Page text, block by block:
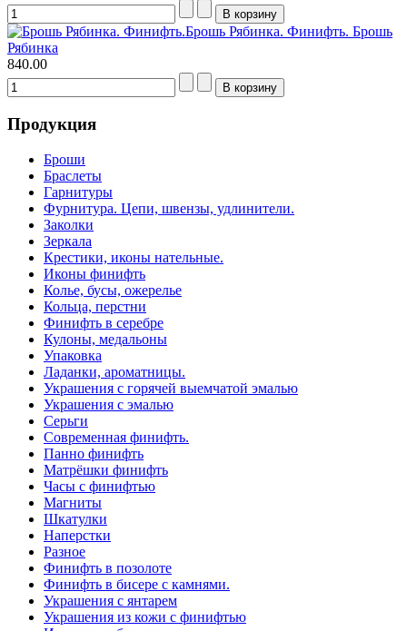
Брошь Рябинка. Финифть. Брошь
Рябинка
840.00
Продукция
Броши
Браслеты
Гарнитуры
Фурнитура. Цепи, швензы, удлинители.
Заколки
Зеркала
Крестики, иконы нательные.
Иконы финифть
Колье, бусы, ожерелье
Кольца, перстни
Финифть в серебре
Кулоны, медальоны
Упаковка
Ладанки, ароматницы.
Украшения с горячей выемчатой эмалью
Украшения с эмалью
Серьги
Современная финифть.
Панно финифть
Матрёшки финифть
Часы с финифтью
Магниты
Шкатулки
Наперстки
Разное
Финифть в позолоте
Финифть в бисере с камнями.
Украшения с янтарем
Украшения из кожи с финифтью